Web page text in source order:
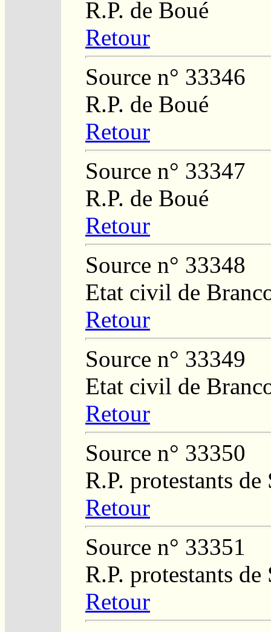
R.P. de Boué
Retour
Source n° 33346
R.P. de Boué
Retour
Source n° 33347
R.P. de Boué
Retour
Source n° 33348
Etat civil de
Retour
Source n° 33349
Etat civil de
Retour
Source n° 33350
R.P. protestants
Retour
Source n° 33351
R.P. protestants
Retour